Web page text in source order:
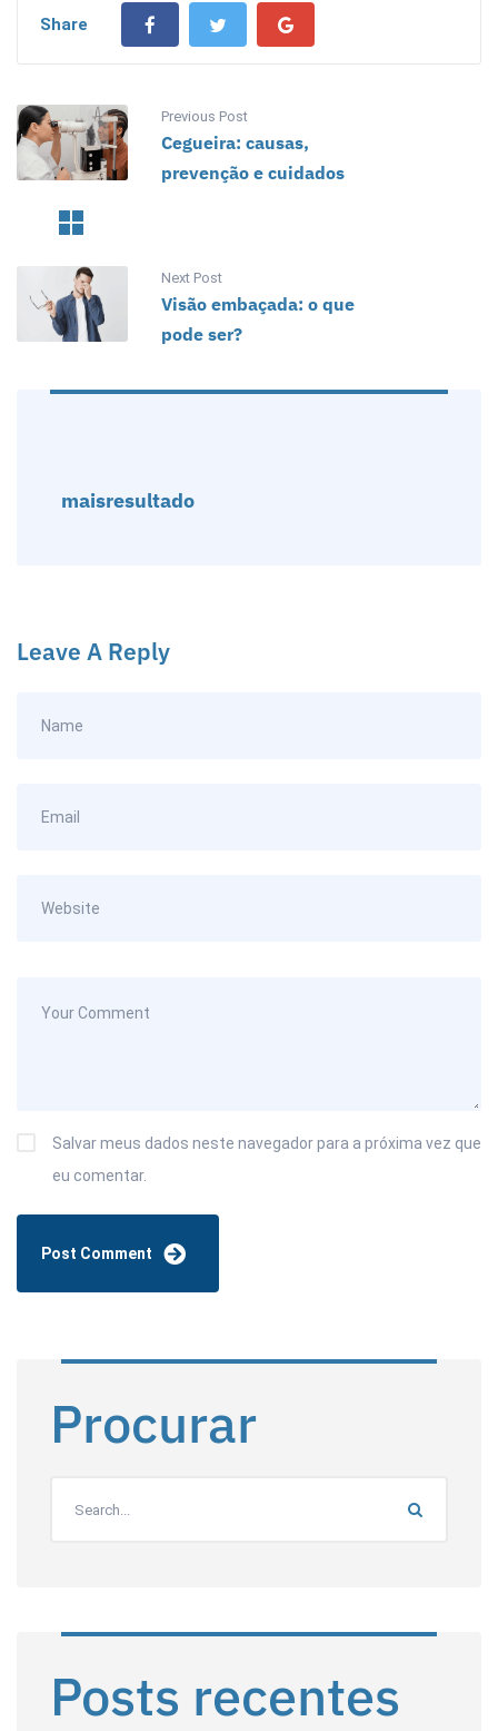
Share
Previous Post
Cegueira: causas,
prevenção e cuidados
Next Post
Visão embaçada: o que
pode ser?
maisresultado
Leave A Reply
Salvar meus dados neste navegador para a próxima vez que
eu comentar.
Procurar
Posts recentes